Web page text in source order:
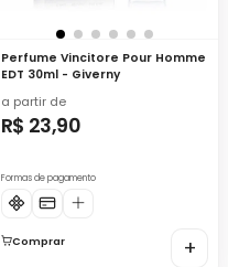
Perfume Vincitore Pour Homme
EDT 30ml - Giverny
a partir de
R$ 23,90
Formas de pagamento
Comprar +